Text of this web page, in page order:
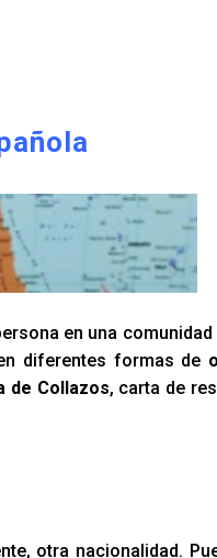
en una
diferentes formas de
de Collazos, carta de
otra nacionalidad.